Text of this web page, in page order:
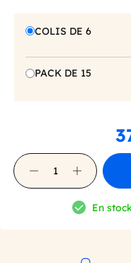
COLIS DE 6
PACK DE 15
En